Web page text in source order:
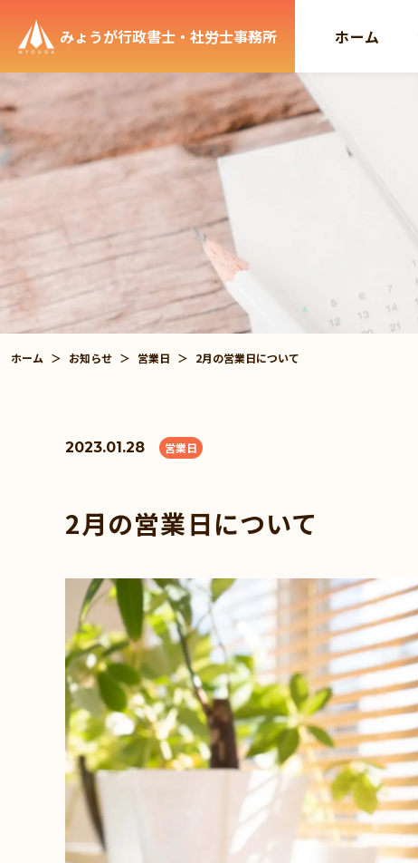
みょうが行政書士・社労士事務所
グ
ロ
ル
メ
ホーム
ホーム ＞ お知らせ ＞ 営業日 ＞ 2月の営業日について
2023.01.28 営業日
2月の営業日について